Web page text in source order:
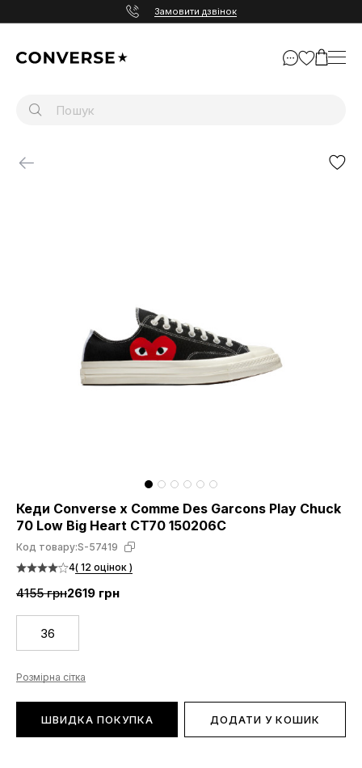
Замовити дзвінок
Кеди Converse x Comme Des Garcons Play Chuck
70 Low Big Heart CT70 150206C
Код товару:S-57419
4( 12 оцінок )
4155 грн2619 грн
36
Розмірна сітка
ШВИДКА ПОКУПКА ДОДАТИ У КОШИК